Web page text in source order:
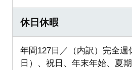
休日休暇
年間127日／（内訳）完全週
日）、祝日、年末年始、夏